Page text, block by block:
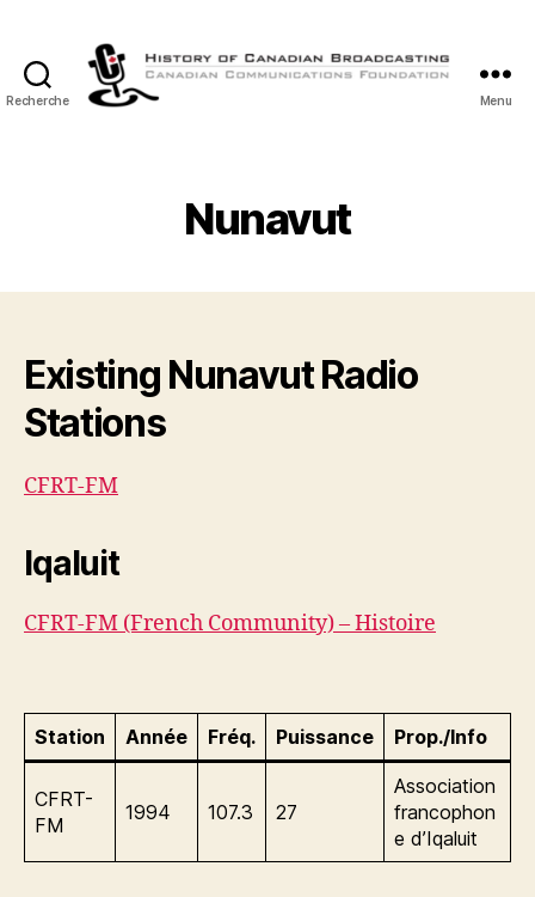
Recherche
Radiodiffusion
Canadienne
Menu
Nunavut
Existing Nunavut Radio
Stations
CFRT-FM
Iqaluit
CFRT-FM (French Community) – Histoire
Station Année Fréq. Puissance Prop./Info
CFRT-
FM
1994 107.3 27
Association
francophon
e d’Iqaluit